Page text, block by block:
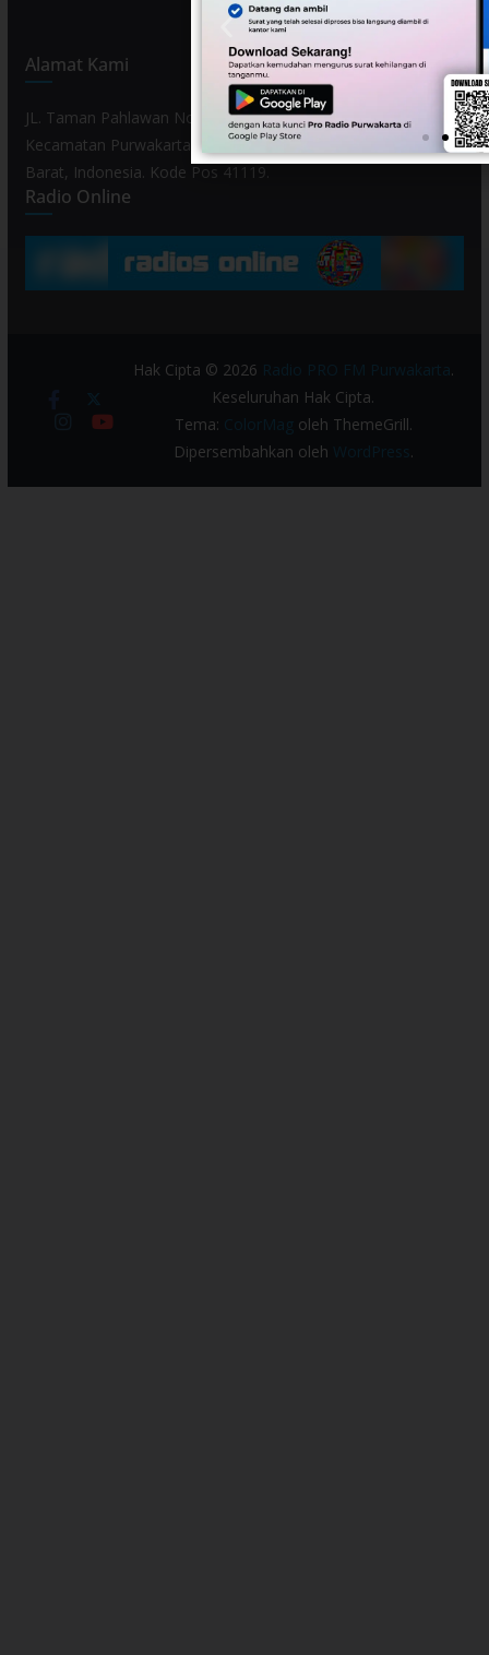
Alamat Kami
JL. Taman Pahlawan No. 80, Kelurahan Purwamekar,
Kecamatan Purwakarta, Kabupaten Purwakarta, Provinsi Jawa
Barat, Indonesia. Kode Pos 41119.
Radio Online
Hak Cipta © 2026 Radio PRO FM Purwakarta.
Keseluruhan Hak Cipta.
Tema: ColorMagoleh ThemeGrill.
Dipersembahkan oleh WordPress .